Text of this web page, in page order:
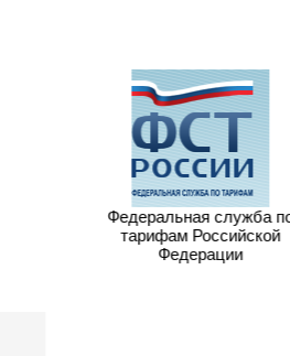
Федеральная служба по
тарифам Российской
Федерации